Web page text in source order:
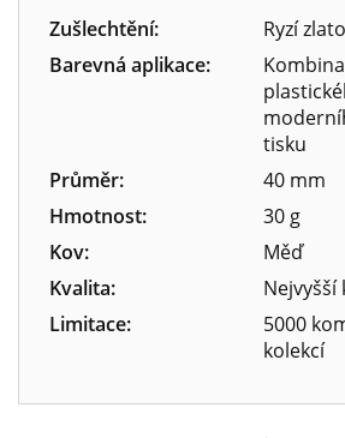
Zušlechtění:
Ryzí
Barevná aplikace:
tisku
Průměr:
40 mm
Hmotnost:
30 g
Kov:
Měď
Kvalita:
Limitace:
5000
kolekcí